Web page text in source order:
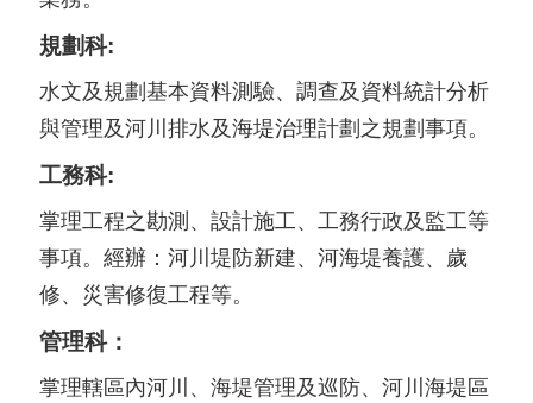
規劃科:
水文及規劃基本資料測驗、調查及資料統計分析
與管理及河川排水及海堤治理計劃之規劃事項。
工務科:
掌理工程之勘測、設計施工、工務行政及監工等
事項。經辦：河川堤防新建、河海堤養護、歲
修、災害修復工程等。
管理科：
掌理轄區內河川、海堤管理及巡防、河川海堤區